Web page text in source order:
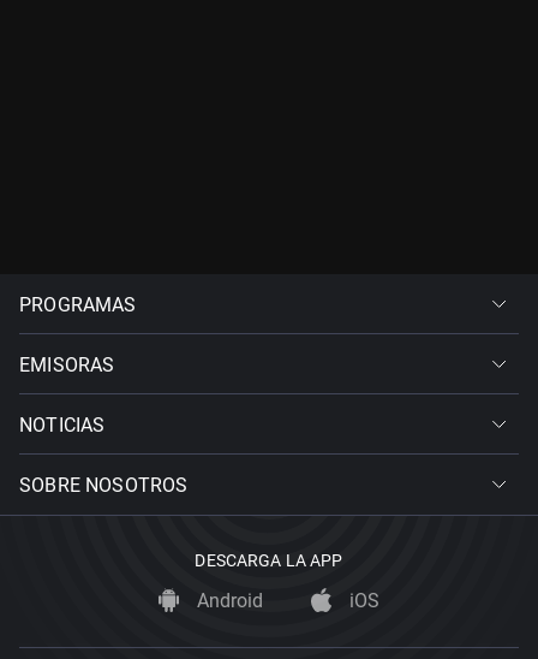
PROGRAMAS
EMISORAS
NOTICIAS
SOBRE NOSOTROS
DESCARGA LA APP
Android iOS